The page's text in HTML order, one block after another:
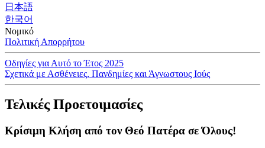
日本語
한국어
Νομικό
Πολιτική Απορρήτου
Οδηγίες για Αυτό το Έτος 2025
Σχετικά με Ασθένειες, Πανδημίες και Άγνωστους Ιούς
Τελικές Προετοιμασίες
Κρίσιμη Κλήση από τον Θεό Πατέρα σε Όλους!